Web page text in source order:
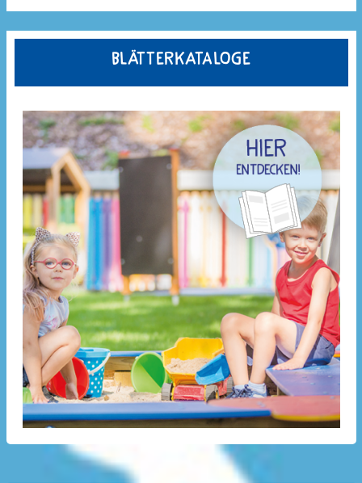
Blätterkataloge